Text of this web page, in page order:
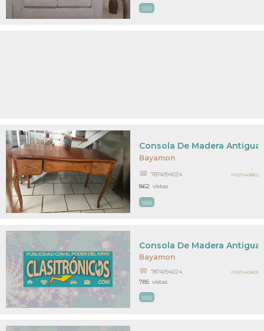
MAS
Bayamon
Consola De Madera Antigua
7874094024
MAS
862 vistas
PR21140862
Bayamon
Consola De Madera Antigua
7874094024
MAS
785 vistas
PR21140859